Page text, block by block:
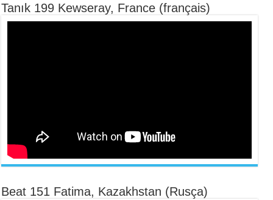
Tanık 199 Kewseray, France (français)
Beat 151 Fatima, Kazakhstan (Rusça)